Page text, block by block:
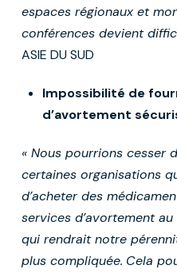
espaces régionaux et
conférences devient
ASIE DU SUD
Impossibilité de
d’avortement
« Nous pourrions cesser
certaines organisations
d’acheter des
services d’avortement
qui rendrait notre
plus compliquée. Cela